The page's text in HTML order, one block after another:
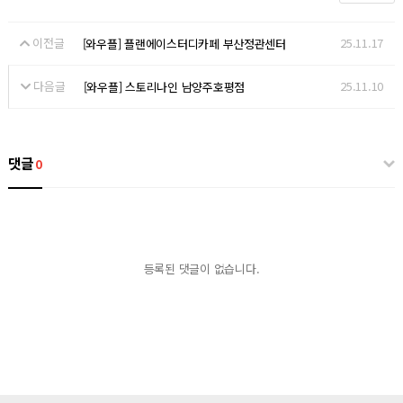
이전글 [와우플] 플랜에이스터디카페 부산정관센터 25.11.17
다음글 [와우플] 스토리나인 남양주호평점 25.11.10
댓글0
등록된 댓글이 없습니다.